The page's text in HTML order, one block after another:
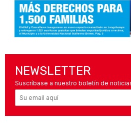
NEWSLETTER
Suscríbase a nuestro boletín de